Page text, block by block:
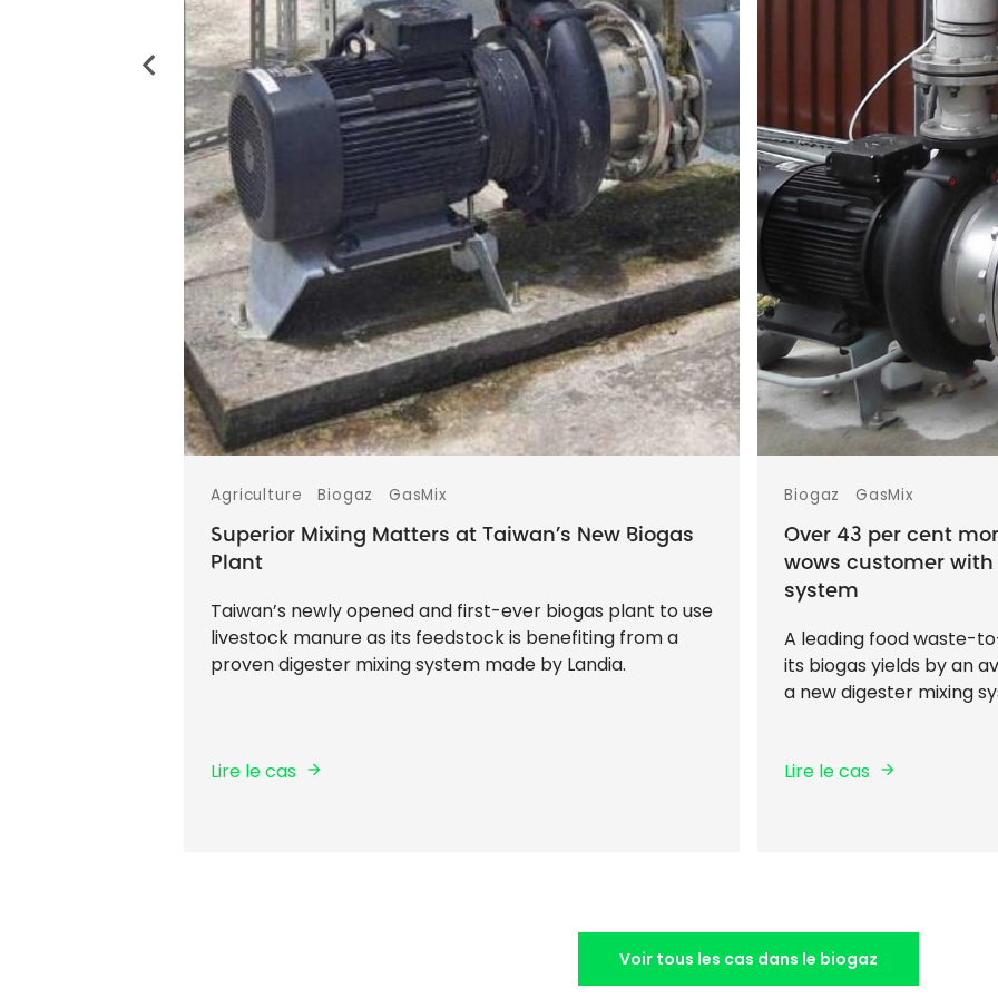
Agriculture Biogaz GasMix
Superior Mixing Matters at Taiwan’s New Biogas
Plant
Taiwan’s newly opened and first-ever biogas plant to use
livestock manure as its feedstock is benefiting from a
proven digester mixing system made by Landia.
Lire le cas
Biogaz GasMix
Over 43 per cent
wows customer
system
A leading food waste-
its biogas yields by an
a new digester mixing
Lire le cas
Voir tous les cas dans le biogaz